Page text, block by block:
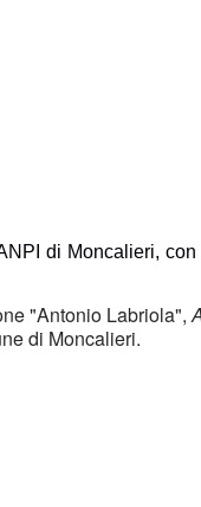
di Moncalieri,
"Antonio Labriola",
di Moncalieri.